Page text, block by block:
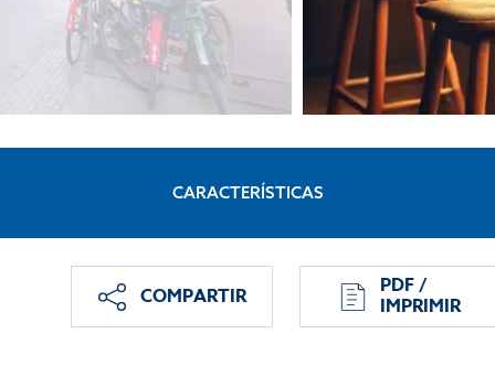
CARACTERÍSTICAS
COMPARTIR PDF /
IMPRIMIR